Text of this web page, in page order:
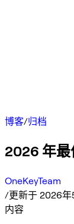
博客/归档
2026 年最
OneKeyTeam
/更新于 2026年
内容